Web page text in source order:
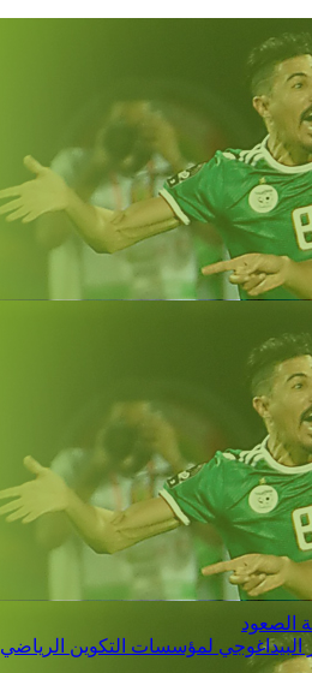
الصعود
البيداغوجي لمؤسسات التكوين الرياضي